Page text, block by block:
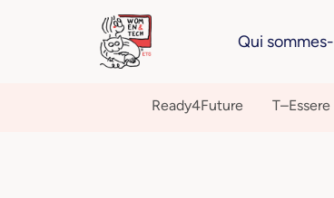
Qui
Ready4Future T–Essere